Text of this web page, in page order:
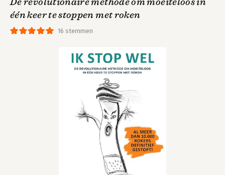
16 stemmen
één keer te stoppen met roken